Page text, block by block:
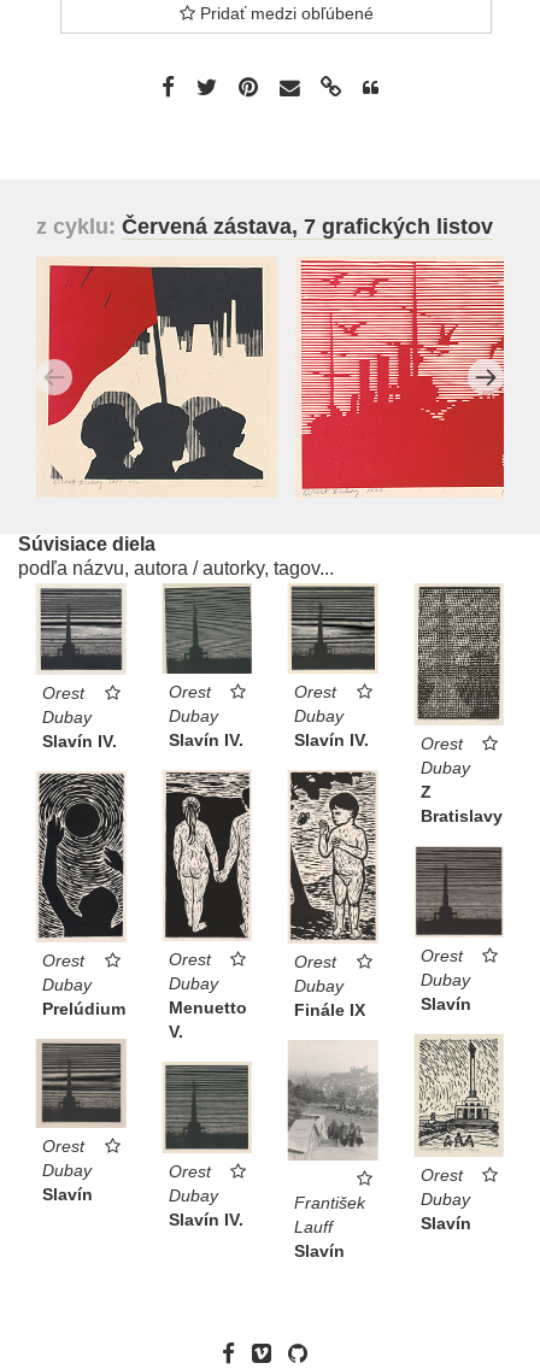
Pridať medzi obľúbené
z cyklu: Červená zástava, 7 grafických listov
Súvisiace diela
podľa názvu, autora / autorky, tagov...
Orest
Dubay
Slavín IV.
Orest
Dubay
Slavín IV.
Orest
Dubay
Slavín IV.
Orest
Dubay
Z
Bratislavy
Orest
Dubay
Menuetto
V.
Orest
Dubay
Finále IX
Orest
Dubay
Prelúdium
Orest
Dubay
Slavín
Orest
Dubay
Slavín
Orest
Dubay
Slavín
František
Lauff
Slavín
Orest
Dubay
Slavín IV.